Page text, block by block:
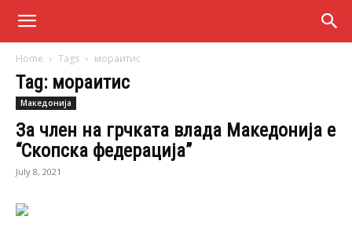
Home Tags мораитис
Tag: мораитис
Македонија
За член на грчката влада Македонија е
“Скопска федерација”
July 8, 2021